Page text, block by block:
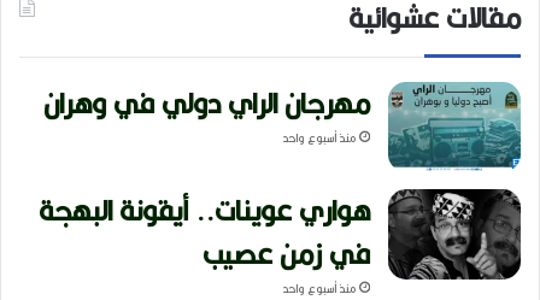
مقالات عشوائية
مهرجان الراي دولي في وهران
منذ أسبوع واحد
هواري عوينات.. أيقونة البهجة
في زمن عصيب
منذ أسبوع واحد